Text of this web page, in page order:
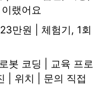
랬어요
만원 | 체험기, 1회
봇 코딩 | 교육 프로
| 위치 | 문의 직접